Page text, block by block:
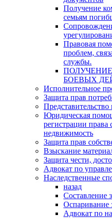
Получение
семьям
Правовая
проблем,
службы.
БОЕВЫХ
Исполнительное
Защита прав
Юридическая
регистрации права
недвижимость
Защита прав
Взыскание
Защита чести,
Адвокат по
Наследственные
назад
Составление
Оспаривание
Адвокат по